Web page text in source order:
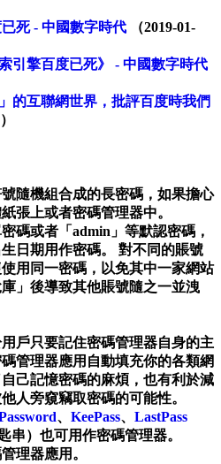
死 - 中國數字時代 （2019-01-
引擎百度已死》 - 中國數字時代
的互聯網世界，批評百度時我們
隨機組合成的長密碼，如果擔心
張上或者密碼管理器中。
碼或者「admin」等默認密碼，
日期用作密碼。 對不同的賬號
用同一密碼，以免其中一家網站
」後導致其他賬號隨之一並洩
戶只要記住密碼管理器自身的主
管理器應用自動填充你的各類網
己記憶密碼的麻煩，也有利於減
人旁窺竊取密碼的可能性。
、 KeePass、 LastPass
串）也可用作密碼管理器。
理器應用。